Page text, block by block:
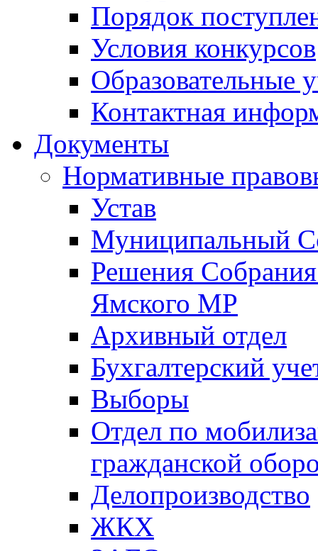
Порядок
Условия конкурсов
Образовательные
Контактная
Документы
Нормативные
Устав
Муниципальный
Решения
Ямского МР
Архивный отдел
Бухгалтерский
Выборы
Отдел по
гражданской
Делопроизводство
ЖКХ